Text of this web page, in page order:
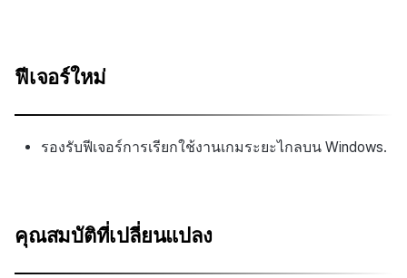
ฟีเจอร์ใหม่
รองรับฟีเจอร์การเรียกใช้งานเกมระยะไกลบน Windows.
คุณสมบัติที่เปลี่ยนแปลง